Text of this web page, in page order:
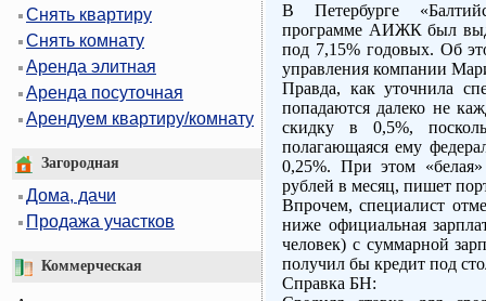
Снять квартиру
Снять комнату
Аренда элитная
Аренда посуточная
Арендуем квартиру/комнату
Загородная
Дома, дачи
Продажа участков
Коммерческая
В Петербурге
программе АИЖК был
под 7,15% годовых. Об
управления компании
Правда, как уточнила
попадаются далеко не
скидку в 0,5%,
полагающаяся ему
0,25%. При этом
рублей в месяц, пишет
Впрочем, специалист
ниже официальная
человек) с суммарной
получил бы кредит под
Справка БН: